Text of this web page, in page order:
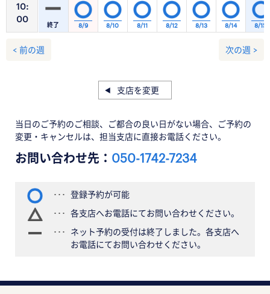
10:
00
終了 8/9 8/10 8/11 8/12 8/13 8/14 8/15
< 前の週 次の週 >
支店を変更
当日のご予約のご相談、ご都合の良い日がない場合、ご予約の
変更・キャンセルは、担当支店に直接お電話ください。
お問い合わせ先： 050-1742-7234
登録予約が可能
各支店へお電話にてお問い合わせください。
ネット予約の受付は終了しました。各支店へ
お電話にてお問い合わせください。